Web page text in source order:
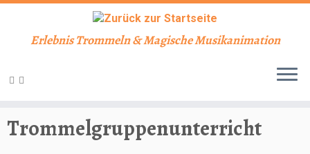
Zum
Erlebnis Trommeln & Magische Musikanimation
Trommelgruppenunterricht